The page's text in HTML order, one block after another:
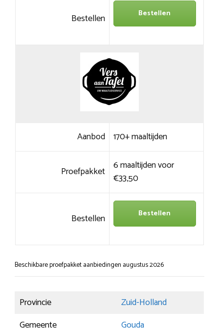
Bestellen Bestellen
Aanbod 170+ maaltijden
Proefpakket 6 maaltijden voor
€33,50
Bestellen Bestellen
Beschikbare proefpakket aanbiedingen augustus 2026
Provincie
Zuid-Holland
Gemeente
Gouda